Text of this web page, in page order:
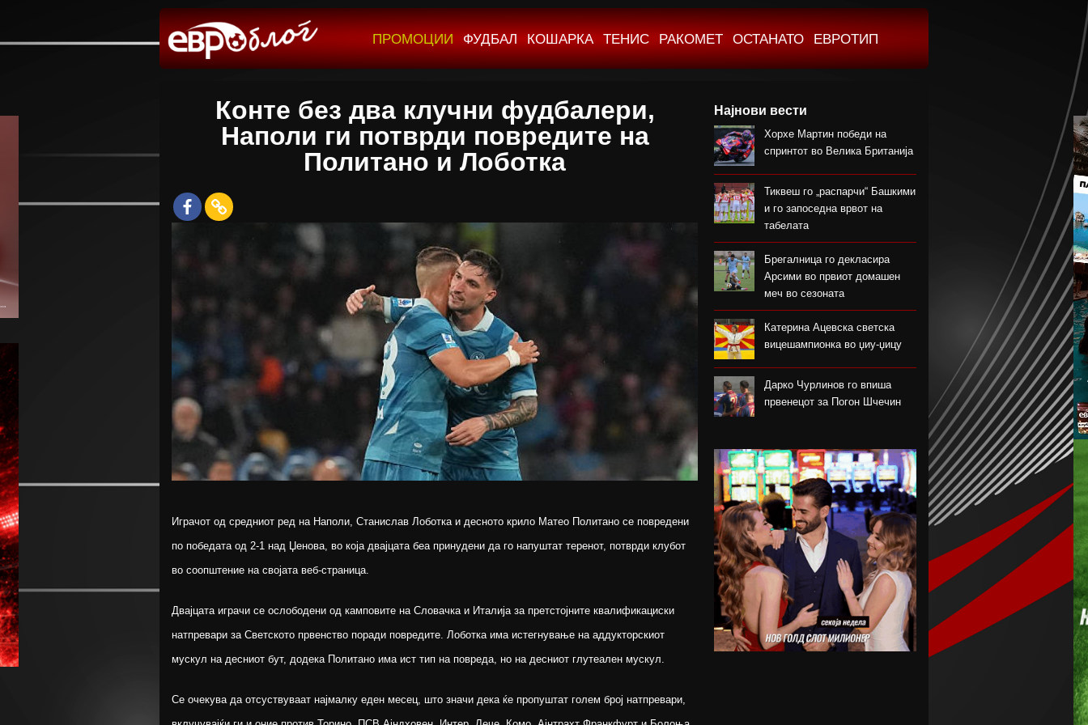
ПРОМОЦИИ ФУДБАЛ КОШАРКА ТЕНИС РАКОМЕТ ОСТАНАТО ЕВРОТИП
Конте без два клучни фудбалери,
Наполи ги потврди повредите на
Политано и Лоботка
Играчот од средниот ред на Наполи, Станислав Лоботка и десното крило Матео Политано се повредени
по победата од 2-1 над Џенова, во која двајцата беа принудени да го напуштат теренот, потврди клубот
во соопштение на својата веб-страница.
Двајцата играчи се ослободени од камповите на Словачка и Италија за претстојните квалификациски
натпревари за Светското првенство поради повредите. Лоботка има истегнување на аддукторскиот
мускул на десниот бут, додека Политано има ист тип на повреда, но на десниот глутеален мускул.
Се очекува да отсуствуваат најмалку еден месец, што значи дека ќе пропуштат голем број натпревари,
Најнови вести
Хорхе Мартин победи на
спринтот во Велика Британија
Тиквеш го „распарчи“ Башкими
и го запоседна врвот на
табелата
Брегалница го декласира
Арсими во првиот домашен
меч во сезоната
Катерина Ацевска светска
вицешампионка во џиу-џицу
Дарко Чурлинов го впиша
првенецот за Погон Шчечин
Монако за потписот на Лукаку
Челзи убедливо го надигра
Милан во Австралија
Кенан Јилдиз на листата на
желби на Арсенал
Фисник Аслани не ги мина
лекарските прегледи во РБ
Лајпциг